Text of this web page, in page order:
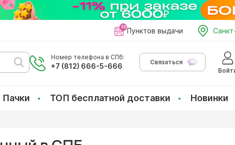
Пунктов выдачи
Номер телефона в СПб:
+7 (812) 666-5-666
Связаться
Пачки ТОП бесплатной доставки Новинки